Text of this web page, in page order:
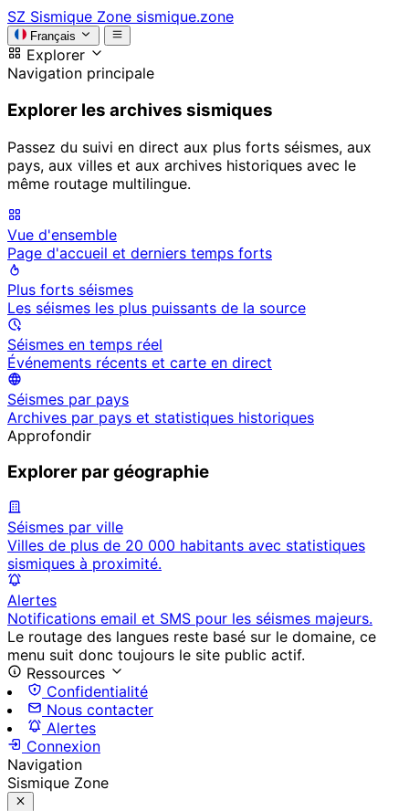
SZ Sismique Zone sismique.zone
Français
Explorer
Navigation principale
Explorer les archives sismiques
Passez du suivi en direct aux plus forts séismes, aux
pays, aux villes et aux archives historiques avec le
même routage multilingue.
Vue d'ensemble
Page d'accueil et derniers temps forts
Plus forts séismes
Les séismes les plus puissants de la source
Séismes en temps réel
Événements récents et carte en direct
Séismes par pays
Archives par pays et statistiques historiques
Approfondir
Explorer par géographie
Séismes par ville
Villes de plus de 20 000 habitants avec statistiques
sismiques à proximité.
Alertes
Notifications email et SMS pour les séismes majeurs.
Le routage des langues reste basé sur le domaine, ce
menu suit donc toujours le site public actif.
Ressources
Confidentialité
Nous contacter
Alertes
Connexion
Navigation
Sismique Zone